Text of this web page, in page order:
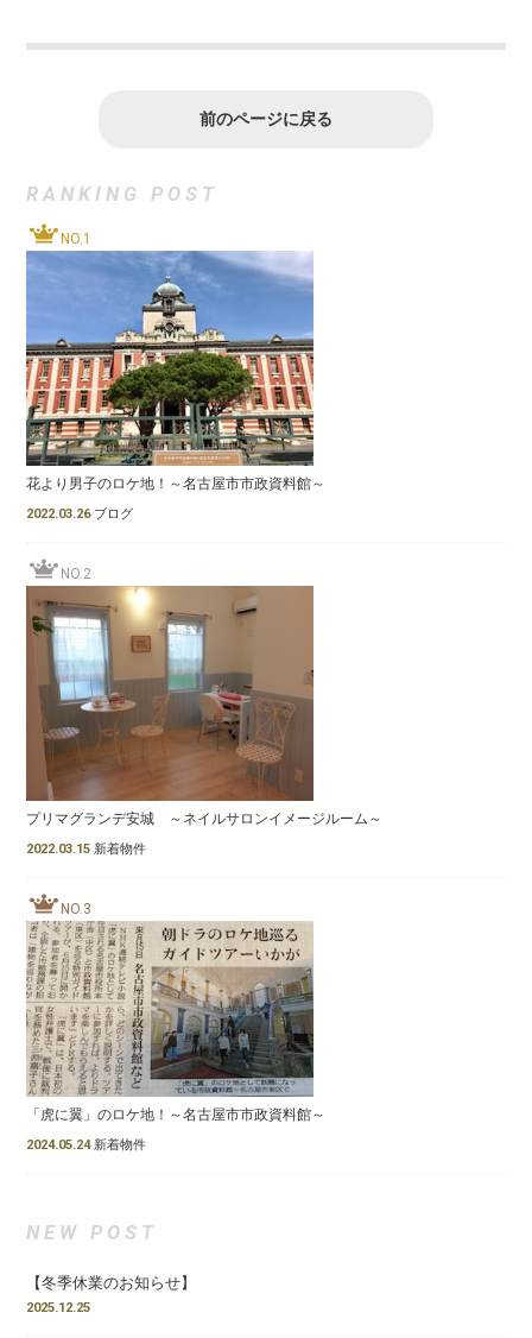
前のページに戻る
RANKING POST
NO.1
花より男子のロケ地！～名古屋市市政資料館～
2022.03.26 ブログ
NO.2
プリマグランデ安城 ～ネイルサロンイメージルーム～
2022.03.15 新着物件
NO.3
「虎に翼」のロケ地！～名古屋市市政資料館～
2024.05.24 新着物件
NEW POST
【冬季休業のお知らせ】
2025.12.25